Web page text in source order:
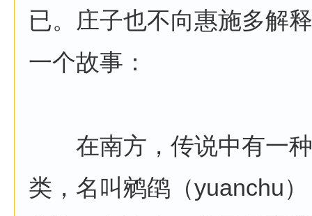
已。庄子也不向惠施多解
一个故事：
在南方，传说中有一种
类，名叫鹓鹐（yuanchu